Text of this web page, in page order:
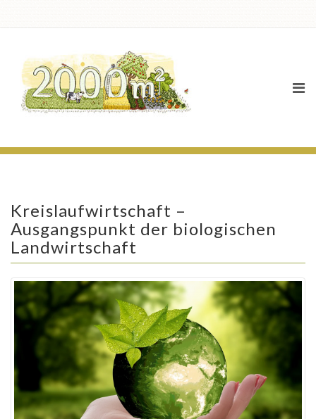
Kreislaufwirtschaft –
Ausgangspunkt der biologischen
Landwirtschaft